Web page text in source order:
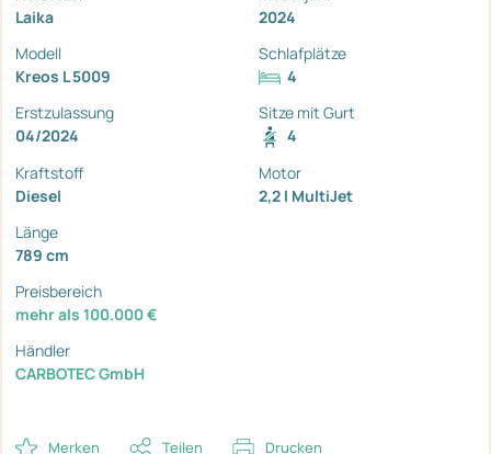
Laika
2024
Modell
Kreos L 5009
Schlafplätze
4
Erstzulassung
04/2024
Sitze mit Gurt
4
Kraftstoff
Diesel
Motor
2,2 l MultiJet
Länge
789 cm
Preisbereich
mehr als 100.000 €
Händler
CARBOTEC GmbH
Merken Teilen Drucken